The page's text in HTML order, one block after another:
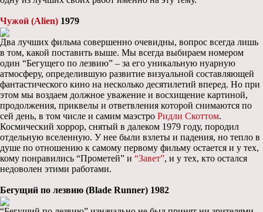
Чужой (Alien) 1979
Два лучших фильма совершенно очевидны, вопрос всегда лишь
в том, какой поставить выше. Мы всегда выбираем номером
один “Бегущего по лезвию” – за его уникальную нуарную
атмосферу, определившую развитие визуальной составляющей
фантастического кино на несколько десятилетий вперед. Но при
этом мы воздаем должное уважение и восхищение картиной,
продолжения, приквелы и ответвления которой снимаются по
сей день, в том числе и самим маэстро Ридли Скоттом.
Космический хоррор, снятый в далеком 1979 году, породил
отдельную вселенную. У нее были взлеты и падения, но тепло в
душе по отношению к самому первому фильму остается и у тех,
кому понравились “Прометей” и “Завет”, и у тех, кто остался
недоволен этими работами.
Бегущий по лезвию (Blade Runner) 1982